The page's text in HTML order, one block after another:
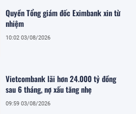
Quyền Tổng giám đốc Eximbank xin từ
nhiệm
10:02 03/08/2026
Vietcombank lãi hơn 24.000 tỷ đồng
sau 6 tháng, nợ xấu tăng nhẹ
09:59 03/08/2026